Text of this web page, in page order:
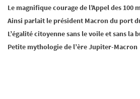
Le magnifique courage de l’Appel des 100
Ainsi parlait le président Macron du port
L’égalité citoyenne sans le voile et sans la
Petite mythologie de l’ère Jupiter-Macron